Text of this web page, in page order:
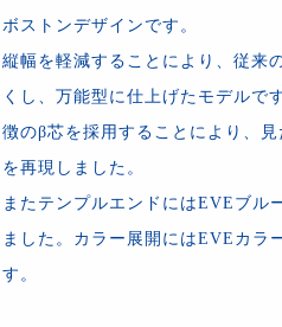
ボストンデザインです。
縦幅を軽減することにより、従来
くし、万能型に仕上げたモデルで
徴のβ芯を採用することにより、
を再現しました。
またテンプルエンドにはEVEブル
ました。カラー展開にはEVEカラ
す。